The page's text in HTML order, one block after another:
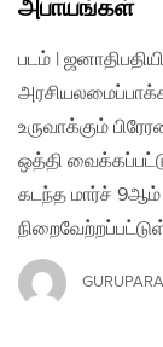
அபாயங்கள்
படம் |
உருவாக்கும்
ஒத்தி
கடந்த மார்ச் 9ஆம்